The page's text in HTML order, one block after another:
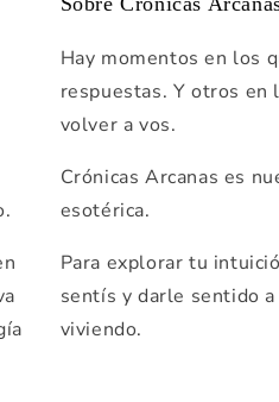
Hay momentos en los
respuestas. Y otros en
volver a vos.
Crónicas Arcanas es
esotérica.
Para explorar tu
sentís y darle sentido
viviendo.